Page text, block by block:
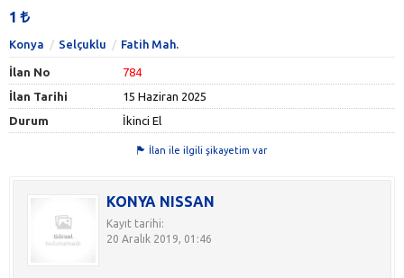
1
Konya Selçuklu Fatih Mah.
İlan No
784
İlan Tarihi
15 Haziran 2025
Durum
İkinci El
İlan ile ilgili şikayetim var
KONYA NISSAN
Kayıt tarihi:
20 Aralık 2019, 01:46